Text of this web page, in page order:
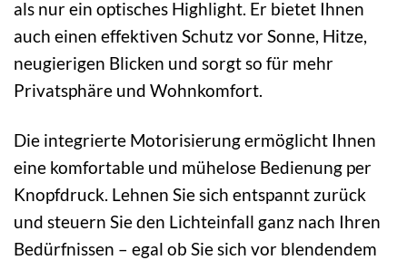
als nur ein optisches Highlight. Er bietet Ihnen
auch einen effektiven Schutz vor Sonne, Hitze,
neugierigen Blicken und sorgt so für mehr
Privatsphäre und Wohnkomfort.
Die integrierte Motorisierung ermöglicht Ihnen
eine komfortable und mühelose Bedienung per
Knopfdruck. Lehnen Sie sich entspannt zurück
und steuern Sie den Lichteinfall ganz nach Ihren
Bedürfnissen – egal ob Sie sich vor blendendem